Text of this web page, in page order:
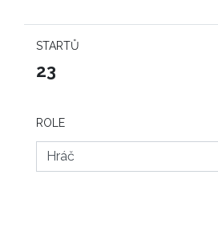
STARTŮ
23
ROLE